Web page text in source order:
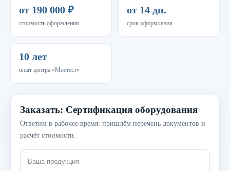
от 190 000 ₽
стоимость оформления
от 14 дн.
срок оформления
10 лет
опыт центра «Мостест»
Заказать: Сертификация оборудования
Ответим в рабочее время: пришлём перечень документов и
расчёт стоимости.